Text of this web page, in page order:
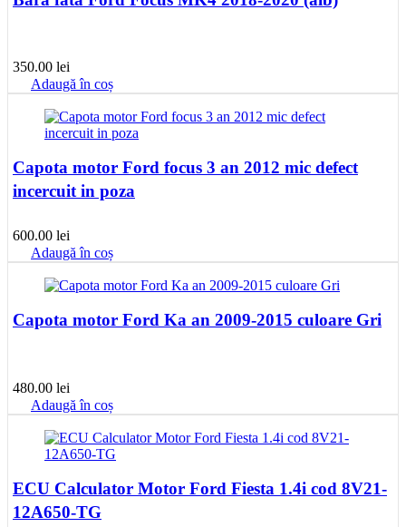
350.00 lei
Adaugă în coș
Capota motor Ford focus 3 an 2012 mic defect
incercuit in poza
600.00 lei
Adaugă în coș
Capota motor Ford Ka an 2009-2015 culoare Gri
480.00 lei
Adaugă în coș
ECU Calculator Motor Ford Fiesta 1.4i cod 8V21-
12A650-TG